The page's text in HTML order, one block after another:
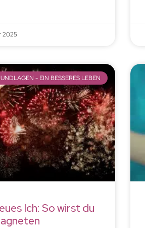
2025
- EIN BESSERES LEBEN
Ich: So wirst du